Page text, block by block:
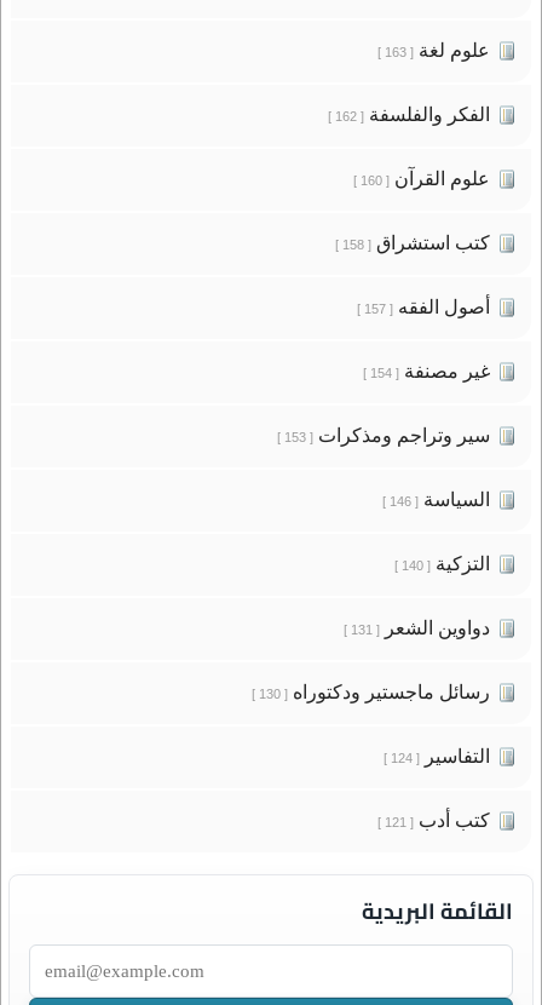
علوم لغة[ 163 ]
الفكر والفلسفة[ 162 ]
علوم القرآن[ 160 ]
كتب استشراق[ 158 ]
أصول الفقه[ 157 ]
غير مصنفة[ 154 ]
سير وتراجم ومذكرات[ 153 ]
السياسة[ 146 ]
التزكية[ 140 ]
دواوين الشعر[ 131 ]
رسائل ماجستير ودكتوراه[ 130 ]
التفاسير[ 124 ]
كتب أدب[ 121 ]
القائمة البريدية